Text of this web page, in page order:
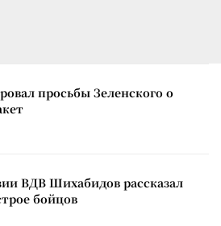
просьбы Зеленского о
ВДВ Шихабидов рассказал
бойцов